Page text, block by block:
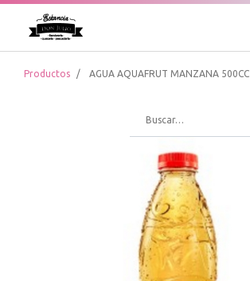
Productos AGUA AQUAFRUT MANZANA 500CC